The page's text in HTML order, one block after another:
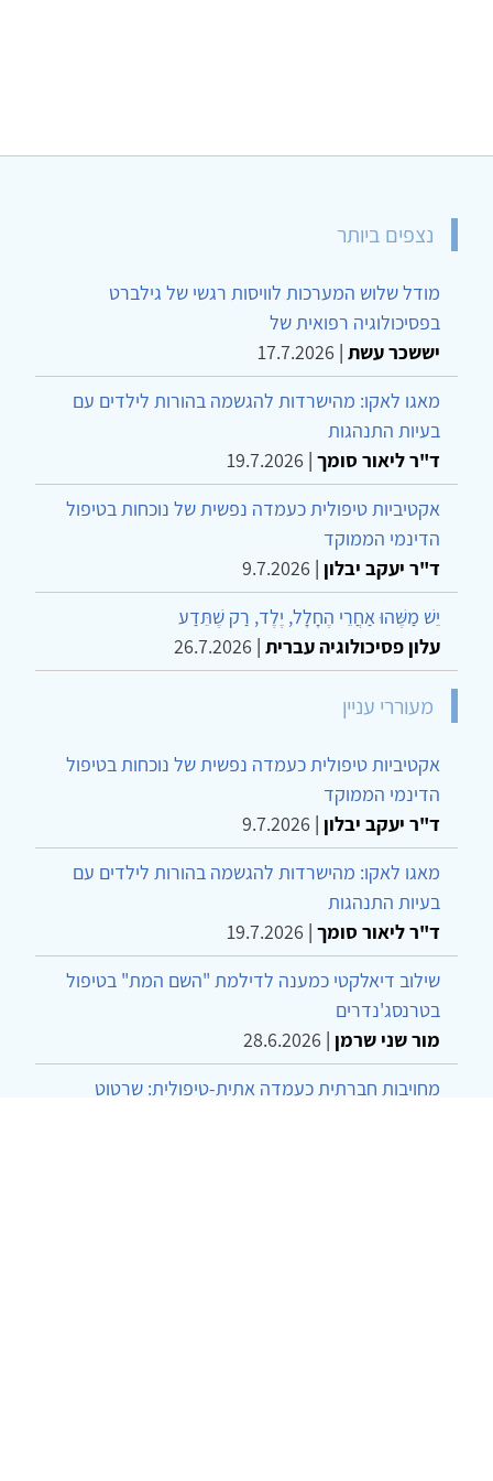
נצפים ביותר
מודל שלוש המערכות לוויסות רגשי של גילברט
בפסיכולוגיה רפואית של
יששכר עשת |
17.7.2026
מאגו לאקו: מהישרדות להגשמה בהורות לילדים עם
בעיות התנהגות
ד"ר ליאור סומך |
19.7.2026
אקטיביות טיפולית כעמדה נפשית של נוכחות בטיפול
הדינמי הממוקד
ד"ר יעקב יבלון |
9.7.2026
יֵשׁ מַשֶּׁהוּ אַחֲרֵי הֶחָלָל, יֶלֶד, רַק שֶׁתֵּדַע
עלון פסיכולוגיה עברית |
26.7.2026
מעוררי עניין
אקטיביות טיפולית כעמדה נפשית של נוכחות בטיפול
הדינמי הממוקד
ד"ר יעקב יבלון |
9.7.2026
מאגו לאקו: מהישרדות להגשמה בהורות לילדים עם
בעיות התנהגות
ד"ר ליאור סומך |
19.7.2026
שילוב דיאלקטי כמענה לדילמת "השם המת" בטיפול
בטרנסג'נדרים
מור שני שרמן |
28.6.2026
מחויבות חברתית כעמדה אתית-טיפולית: שרטוט